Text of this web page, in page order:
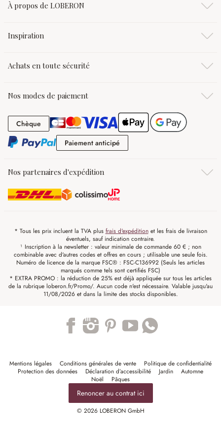
À propos de LOBERON
Inspiration
Achats en toute sécurité
Nos modes de paiement
Chèque Chèque
Paiement anticipé
Nos partenaires d'expédition
* Tous les prix incluent la TVA plus frais d'expéditionet les frais de livraison
éventuels, sauf indication contraire.
¹ Inscription à la newsletter : valeur minimale de commande 60 € ; non
combinable avec d'autres codes et offres en cours ; utilisable une seule fois.
Numéro de licence de la marque FSC® : FSC-C136992 (Seuls les articles
marqués comme tels sont certifiés FSC)
* EXTRA PROMO : la réduction de 25% est déjà appliquée sur tous les articles
de la rubrique loberon.fr/Promo/. Aucun code n'est nécessaire. Valable jusqu'au
11/08/2026 et dans la limite des stocks disponibles.
Mentions légales Conditions générales de vente
Politique de confidentialité
Protection des données
Déclaration d’accessibilité Jardin
Automne
Noël
Pâques
Renoncer au contrat ici
© 2026 LOBERON GmbH